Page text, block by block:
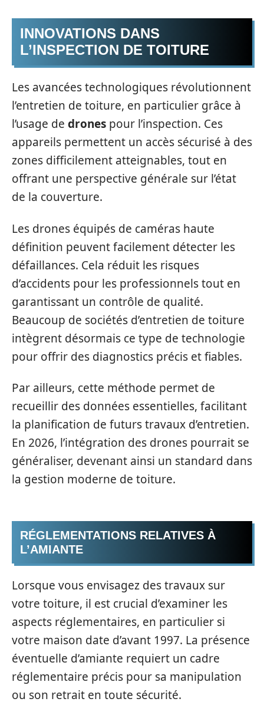
INNOVATIONS DANS
L’INSPECTION DE TOITURE
Les avancées technologiques révolutionnent
l’entretien de toiture, en particulier grâce à
l’usage de drones pour l’inspection. Ces
appareils permettent un accès sécurisé à des
zones difficilement atteignables, tout en
offrant une perspective générale sur l’état
de la couverture.
Les drones équipés de caméras haute
définition peuvent facilement détecter les
défaillances. Cela réduit les risques
d’accidents pour les professionnels tout en
garantissant un contrôle de qualité.
Beaucoup de sociétés d’entretien de toiture
intègrent désormais ce type de technologie
pour offrir des diagnostics précis et fiables.
Par ailleurs, cette méthode permet de
recueillir des données essentielles, facilitant
la planification de futurs travaux d’entretien.
En 2026, l’intégration des drones pourrait se
généraliser, devenant ainsi un standard dans
la gestion moderne de toiture.
RÉGLEMENTATIONS RELATIVES À
L’AMIANTE
Lorsque vous envisagez des travaux sur
votre toiture, il est crucial d’examiner les
aspects réglementaires, en particulier si
votre maison date d’avant 1997. La présence
éventuelle d’amiante requiert un cadre
réglementaire précis pour sa manipulation
ou son retrait en toute sécurité.